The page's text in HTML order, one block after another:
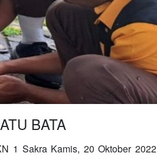
BATA
1 Sakra Kamis, 20 Oktober 2022